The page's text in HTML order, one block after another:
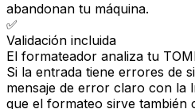
abandonan tu máquina.
✅
Validación incluida
El formateador analiza tu
Si la entrada tiene errores de
mensaje de error claro con la
que el formateo sirve también